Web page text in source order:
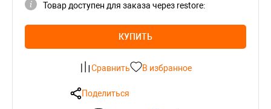
Товар доступен для заказа через restore:
КУПИТЬ
Сравнить В избранное
Поделиться